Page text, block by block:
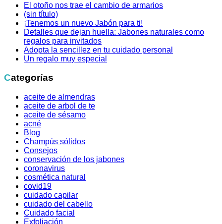
El otoño nos trae el cambio de armarios
(sin título)
¡Tenemos un nuevo Jabón para ti!
Detalles que dejan huella: Jabones naturales como
regalos para invitados
Adopta la sencillez en tu cuidado personal
Un regalo muy especial
Categorías
aceite de almendras
aceite de arbol de te
aceite de sésamo
acné
Blog
Champús sólidos
Consejos
conservación de los jabones
coronavirus
cosmética natural
covid19
cuidado capilar
cuidado del cabello
Cuidado facial
Exfoliación